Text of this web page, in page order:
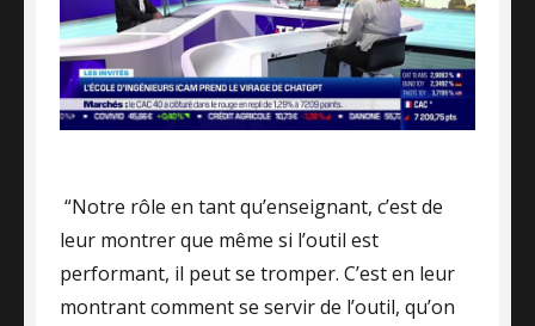
“Notre rôle en tant qu’enseignant, c’est de
leur montrer que même si l’outil est
performant, il peut se tromper. C’est en leur
montrant comment se servir de l’outil, qu’on